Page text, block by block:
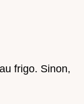
frigo. Sinon,